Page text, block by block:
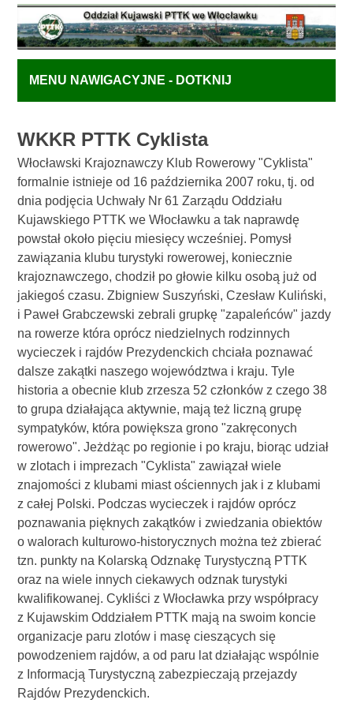
MENU NAWIGACYJNE - DOTKNIJ
WKKR PTTK Cyklista
Włocławski Krajoznawczy Klub Rowerowy "Cyklista"
formalnie istnieje od 16 października 2007 roku, tj. od
dnia podjęcia Uchwały Nr 61 Zarządu Oddziału
Kujawskiego PTTK we Włocławku a tak naprawdę
powstał około pięciu miesięcy wcześniej. Pomysł
zawiązania klubu turystyki rowerowej, koniecznie
krajoznawczego, chodził po głowie kilku osobą już od
jakiegoś czasu. Zbigniew Suszyński, Czesław Kuliński,
i Paweł Grabczewski zebrali grupkę "zapaleńców" jazdy
na rowerze która oprócz niedzielnych rodzinnych
wycieczek i rajdów Prezydenckich chciała poznawać
dalsze zakątki naszego województwa i kraju. Tyle
historia a obecnie klub zrzesza 52 członków z czego 38
to grupa działająca aktywnie, mają też liczną grupę
sympatyków, która powiększa grono "zakręconych
rowerowo". Jeżdżąc po regionie i po kraju, biorąc udział
w zlotach i imprezach "Cyklista" zawiązał wiele
znajomości z klubami miast ościennych jak i z klubami
z całej Polski. Podczas wycieczek i rajdów oprócz
poznawania pięknych zakątków i zwiedzania obiektów
o walorach kulturowo-historycznych można też zbierać
tzn. punkty na Kolarską Odznakę Turystyczną PTTK
oraz na wiele innych ciekawych odznak turystyki
kwalifikowanej. Cykliści z Włocławka przy współpracy
z Kujawskim Oddziałem PTTK mają na swoim koncie
organizacje paru zlotów i masę cieszących się
powodzeniem rajdów, a od paru lat działając wspólnie
z Informacją Turystyczną zabezpieczają przejazdy
Rajdów Prezydenckich.